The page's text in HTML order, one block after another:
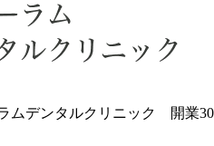
ムデンタルクリニック 開業30